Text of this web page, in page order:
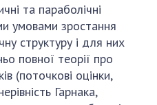
та параболічні
умовами зростання
структуру і для них
повної теорії про
(поточкові оцінки,
Гарнака,